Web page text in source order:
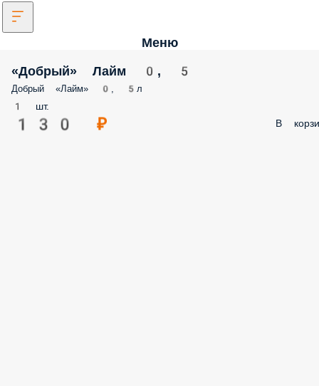
Меню
«Добрый» Лайм 0, 5
Добрый «Лайм» 0, 5л
1 шт.
130 ₽ В